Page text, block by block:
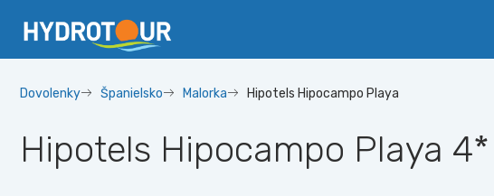
Dovolenky Španielsko Malorka Hipotels Hipocampo Playa
Hipotels Hipocampo Playa 4*